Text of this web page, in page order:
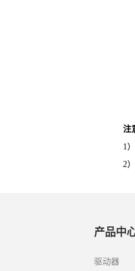
注
1
2）
产品中
驱动器